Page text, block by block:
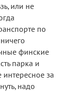
или не
по
финские
парка и
за
надо